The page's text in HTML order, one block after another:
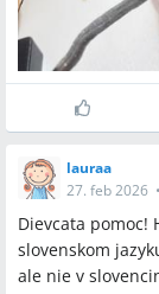
lauraa
27. feb 2026 •
Dievcata
slovenskom
ale nie v